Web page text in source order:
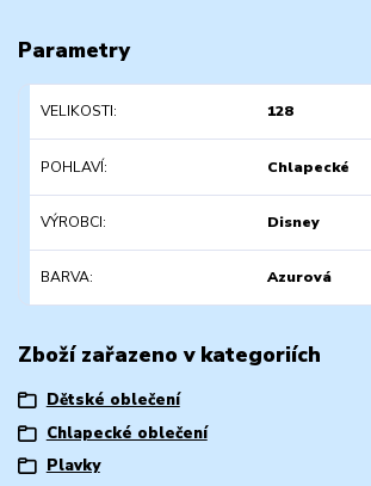
Parametry
VELIKOSTI 128
POHLAVÍ Chlapecké
VÝROBCI Disney
BARVA Azurová
Zboží zařazeno v kategoriích
Dětské oblečení
Chlapecké oblečení
Plavky